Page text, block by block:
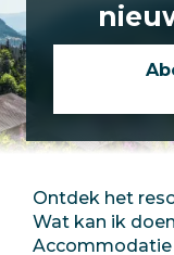
Ontdek het
Wat kan ik
Accommodatie